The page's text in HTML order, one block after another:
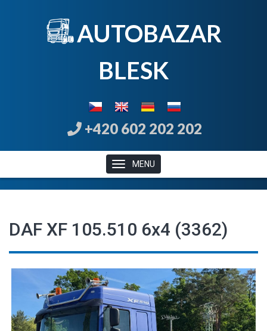
AUTOBAZAR
BLESK
+420 602 202 202
MENU
DAF XF 105.510 6x4 (3362)